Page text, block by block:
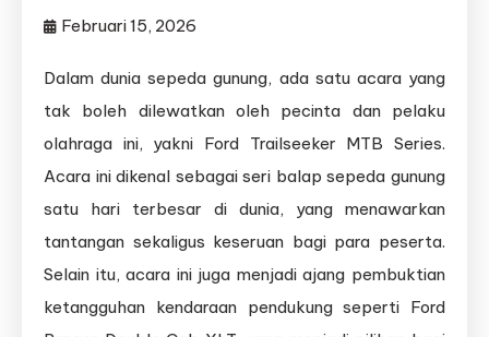
Februari 15, 2026
Dalam dunia sepeda gunung, ada satu acara yang
tak boleh dilewatkan oleh pecinta dan pelaku
olahraga ini, yakni Ford Trailseeker MTB Series.
Acara ini dikenal sebagai seri balap sepeda gunung
satu hari terbesar di dunia, yang menawarkan
tantangan sekaligus keseruan bagi para peserta.
Selain itu, acara ini juga menjadi ajang pembuktian
ketangguhan kendaraan pendukung seperti Ford